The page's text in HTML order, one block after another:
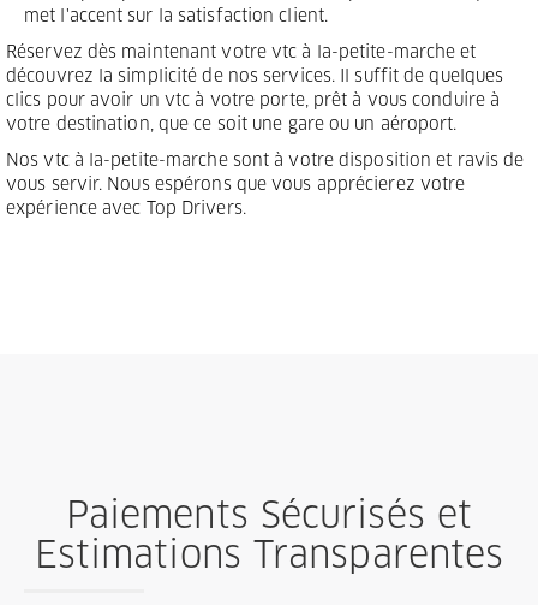
met l'accent sur la satisfaction client.
Réservez dès maintenant votre vtc à la-petite-marche et
découvrez la simplicité de nos services. Il suffit de quelques
clics pour avoir un vtc à votre porte, prêt à vous conduire à
votre destination, que ce soit une gare ou un aéroport.
Nos vtc à la-petite-marche sont à votre disposition et ravis de
vous servir. Nous espérons que vous apprécierez votre
expérience avec Top Drivers.
Paiements Sécurisés et
Estimations Transparentes